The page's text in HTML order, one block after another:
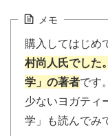
メモ
購入してはじめ
村尚人氏でした
学」の著者です
少ないヨガティ
学」も読んでみ